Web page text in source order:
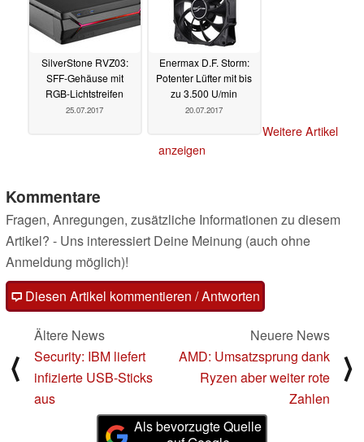
SilverStone RVZ03:
SFF-Gehäuse mit
RGB-Lichtstreifen
25.07.2017
Enermax D.F. Storm:
Potenter Lüfter mit bis
zu 3.500 U/min
20.07.2017
Weitere Artikel
anzeigen
Kommentare
Fragen, Anregungen, zusätzliche Informationen zu diesem
Artikel? - Uns interessiert Deine Meinung (auch ohne
Anmeldung möglich)!
Diesen Artikel kommentieren / Antworten
⟨
Ältere News
Security: IBM liefert
infizierte USB-Sticks
aus
Neuere News
AMD: Umsatzsprung dank
Ryzen aber weiter rote
Zahlen
⟩
Als bevorzugte Quelle